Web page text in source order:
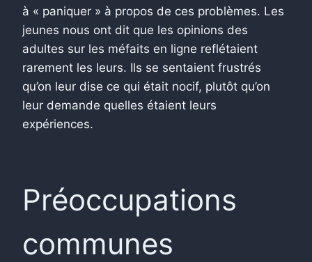
à « paniquer » à propos de ces problèmes. Les
jeunes nous ont dit que les opinions des
adultes sur les méfaits en ligne reflétaient
rarement les leurs. Ils se sentaient frustrés
qu’on leur dise ce qui était nocif, plutôt qu’on
leur demande quelles étaient leurs
expériences.
Préoccupations
communes